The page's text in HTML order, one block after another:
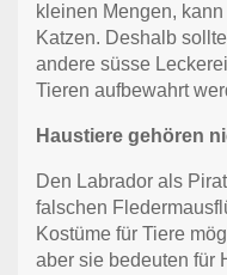
kleinen Mengen,
Katzen. Deshalb
andere süsse
Tieren aufbewahrt
Haustiere gehören
Den Labrador als
falschen
Kostüme für Tiere
aber sie bedeuten für